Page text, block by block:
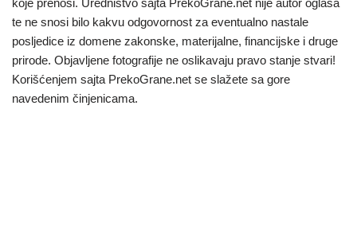
koje prenosi. Uredništvo sajta PrekoGrane.net nije autor oglasa
te ne snosi bilo kakvu odgovornost za eventualno nastale
posljedice iz domene zakonske, materijalne, financijske i druge
prirode. Objavljene fotografije ne oslikavaju pravo stanje stvari!
Korišćenjem sajta PrekoGrane.net se slažete sa gore
navedenim činjenicama.